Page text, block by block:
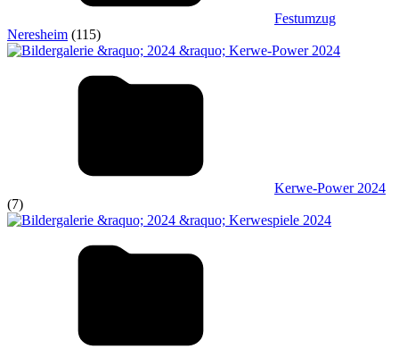
Festumzug
Neresheim (115)
Kerwe-Power 2024
(7)